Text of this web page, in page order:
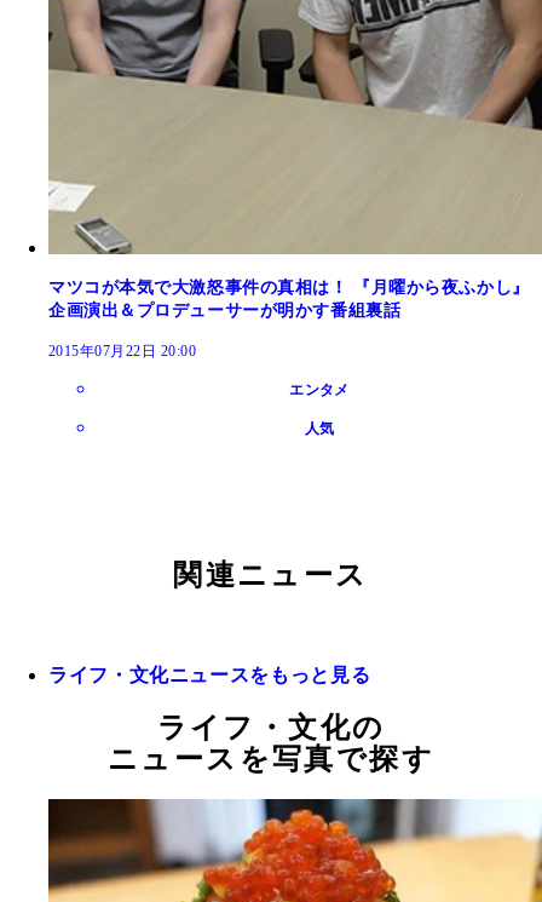
マツコが本気で大激怒事件の真相は！ 『月曜から夜ふかし』
企画演出＆プロデューサーが明かす番組裏話
2015年07月22日 20:00
エンタメ
人気
関連ニュース
ライフ・文化ニュースをもっと見る
ライフ・文化の
ニュースを写真で探す